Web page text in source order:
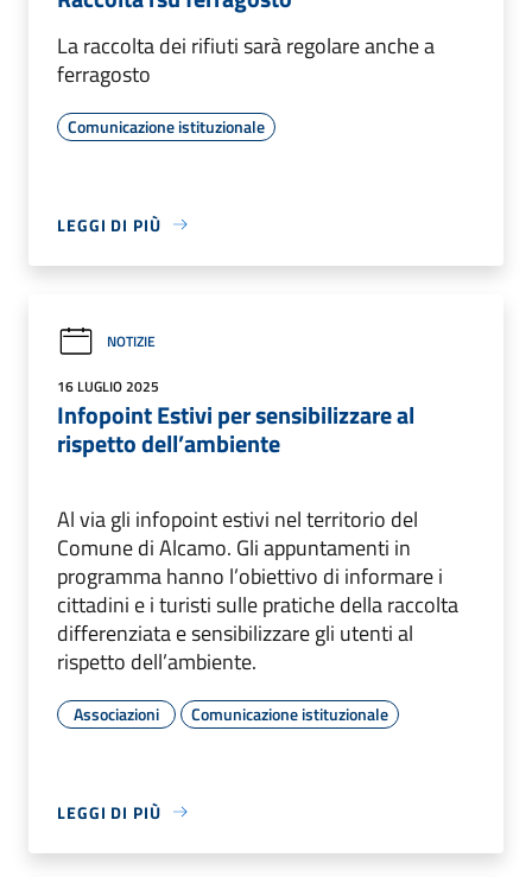
La raccolta dei rifiuti sarà regolare anche a
ferragosto
Comunicazione istituzionale
LEGGI DI PIÙ
NOTIZIE
16 LUGLIO 2025
Infopoint Estivi per sensibilizzare al
rispetto dell’ambiente
Al via gli infopoint estivi nel territorio del
Comune di Alcamo. Gli appuntamenti in
programma hanno l’obiettivo di informare i
cittadini e i turisti sulle pratiche della raccolta
differenziata e sensibilizzare gli utenti al
rispetto dell’ambiente.
Associazioni Comunicazione istituzionale
LEGGI DI PIÙ